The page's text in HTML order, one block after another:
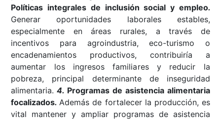
Políticas integrales de inclusión social y empleo.
Generar oportunidades laborales estables,
especialmente en áreas rurales, a través de
incentivos para agroindustria, eco-turismo o
encadenamientos productivos, contribuiría a
aumentar los ingresos familiares y reducir la
pobreza, principal determinante de inseguridad
alimentaria. 4. Programas de asistencia alimentaria
focalizados. Además de fortalecer la producción, es
vital mantener y ampliar programas de asistencia